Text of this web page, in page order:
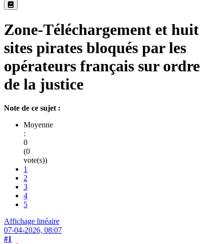
Zone-Téléchargement et huit
sites pirates bloqués par les
opérateurs français sur ordre
de la justice
Note de ce sujet :
Moyenne
:
0
(0
vote(s))
1
2
3
4
5
Affichage linéaire
07-04-2026, 08:07
#1